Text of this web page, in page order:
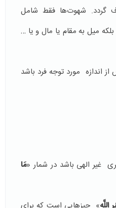
گردد. شهوت‌ها فقط شامل
میل به مقام یا مال و یا …
اندازه مورد توجه فرد باشد
غیر الهی باشد در شمار «مَا